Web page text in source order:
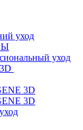
уход
уход
3D
3D